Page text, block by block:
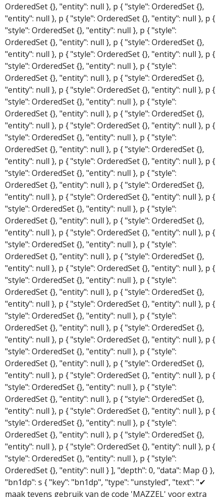
OrderedSet {}, "entity": null }, p { "style": OrderedSet {},
"entity": null }, p { "style": OrderedSet {}, "entity": null }, p {
"style": OrderedSet {}, "entity": null }, p { "style":
OrderedSet {}, "entity": null }, p { "style": OrderedSet {},
"entity": null }, p { "style": OrderedSet {}, "entity": null }, p {
"style": OrderedSet {}, "entity": null }, p { "style":
OrderedSet {}, "entity": null }, p { "style": OrderedSet {},
"entity": null }, p { "style": OrderedSet {}, "entity": null }, p {
"style": OrderedSet {}, "entity": null }, p { "style":
OrderedSet {}, "entity": null }, p { "style": OrderedSet {},
"entity": null }, p { "style": OrderedSet {}, "entity": null }, p {
"style": OrderedSet {}, "entity": null }, p { "style":
OrderedSet {}, "entity": null }, p { "style": OrderedSet {},
"entity": null }, p { "style": OrderedSet {}, "entity": null }, p {
"style": OrderedSet {}, "entity": null }, p { "style":
OrderedSet {}, "entity": null }, p { "style": OrderedSet {},
"entity": null }, p { "style": OrderedSet {}, "entity": null }, p {
"style": OrderedSet {}, "entity": null }, p { "style":
OrderedSet {}, "entity": null }, p { "style": OrderedSet {},
"entity": null }, p { "style": OrderedSet {}, "entity": null }, p {
"style": OrderedSet {}, "entity": null }, p { "style":
OrderedSet {}, "entity": null }, p { "style": OrderedSet {},
"entity": null }, p { "style": OrderedSet {}, "entity": null }, p {
"style": OrderedSet {}, "entity": null }, p { "style":
OrderedSet {}, "entity": null }, p { "style": OrderedSet {},
"entity": null }, p { "style": OrderedSet {}, "entity": null }, p {
"style": OrderedSet {}, "entity": null }, p { "style":
OrderedSet {}, "entity": null }, p { "style": OrderedSet {},
"entity": null }, p { "style": OrderedSet {}, "entity": null }, p {
"style": OrderedSet {}, "entity": null }, p { "style":
OrderedSet {}, "entity": null }, p { "style": OrderedSet {},
"entity": null }, p { "style": OrderedSet {}, "entity": null }, p {
"style": OrderedSet {}, "entity": null }, p { "style":
OrderedSet {}, "entity": null }, p { "style": OrderedSet {},
"entity": null }, p { "style": OrderedSet {}, "entity": null }, p {
"style": OrderedSet {}, "entity": null }, p { "style":
OrderedSet {}, "entity": null }, p { "style": OrderedSet {},
"entity": null }, p { "style": OrderedSet {}, "entity": null }, p {
"style": OrderedSet {}, "entity": null }, p { "style":
OrderedSet {}, "entity": null } ], "depth": 0, "data": Map {} },
"bn1dp": s { "key": "bn1dp", "type": "unstyled", "text": "✔
maak tevens gebruik van de code 'MAZZEL' voor extra